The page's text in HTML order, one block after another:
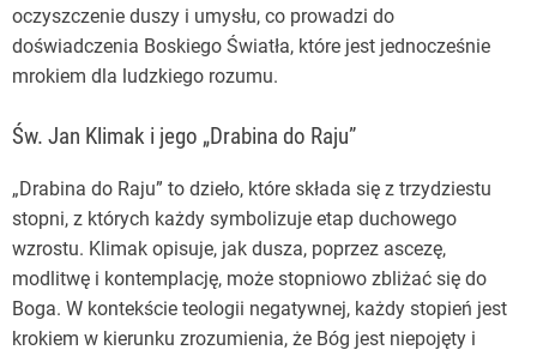
oczyszczenie duszy i umysłu, co prowadzi do
doświadczenia Boskiego Światła, które jest jednocześnie
mrokiem dla ludzkiego rozumu.
Św. Jan Klimak i jego „Drabina do Raju”
„Drabina do Raju” to dzieło, które składa się z trzydziestu
stopni, z których każdy symbolizuje etap duchowego
wzrostu. Klimak opisuje, jak dusza, poprzez ascezę,
modlitwę i kontemplację, może stopniowo zbliżać się do
Boga. W kontekście teologii negatywnej, każdy stopień jest
krokiem w kierunku zrozumienia, że Bóg jest niepojęty i